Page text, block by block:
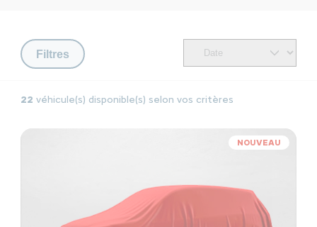
Filtres
22 véhicule(s) disponible(s) selon vos critères
NOUVEAU